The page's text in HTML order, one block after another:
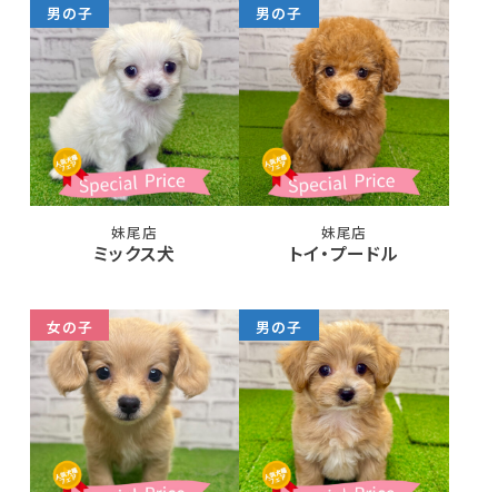
男の子
妹尾店
ミックス犬
男の子
妹尾店
トイ・プードル
女の子 男の子